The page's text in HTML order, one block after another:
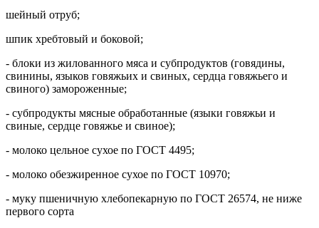
шейный отруб;
шпик хребтовый и боковой;
- блоки из жилованного мяса и субпродуктов (говядины,
свинины, языков говяжьих и свиных, сердца говяжьего и
свиного) замороженные;
- субпродукты мясные обработанные (языки говяжьи и
свиные, сердце говяжье и свиное);
- молоко цельное сухое по ГОСТ 4495;
- молоко обезжиренное сухое по ГОСТ 10970;
- муку пшеничную хлебопекарную по ГОСТ 26574, не ниже
первого сорта